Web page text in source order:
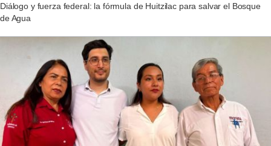
Diálogo y fuerza federal: la fórmula de Huitzilac para salvar el Bosque
de Agua